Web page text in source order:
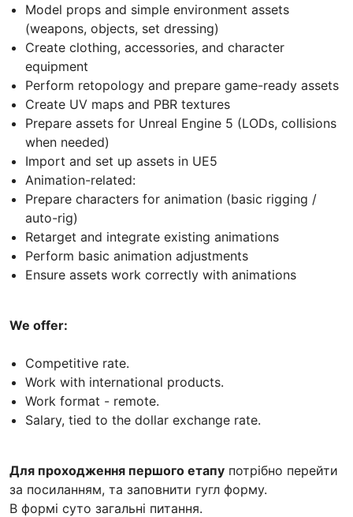
Model props and simple environment assets
(weapons, objects, set dressing)
Create clothing, accessories, and character
equipment
Perform retopology and prepare game-ready assets
Create UV maps and PBR textures
Prepare assets for Unreal Engine 5 (LODs, collisions
when needed)
Import and set up assets in UE5
Animation-related:
Prepare characters for animation (basic rigging /
auto-rig)
Retarget and integrate existing animations
Perform basic animation adjustments
Ensure assets work correctly with animations
We offer:
Competitive rate.
Work with international products.
Work format - remote.
Salary, tied to the dollar exchange rate.
Для проходження першого етапу потрібно перейти
за посиланням, та заповнити гугл форму.
В формі суто загальні питання.